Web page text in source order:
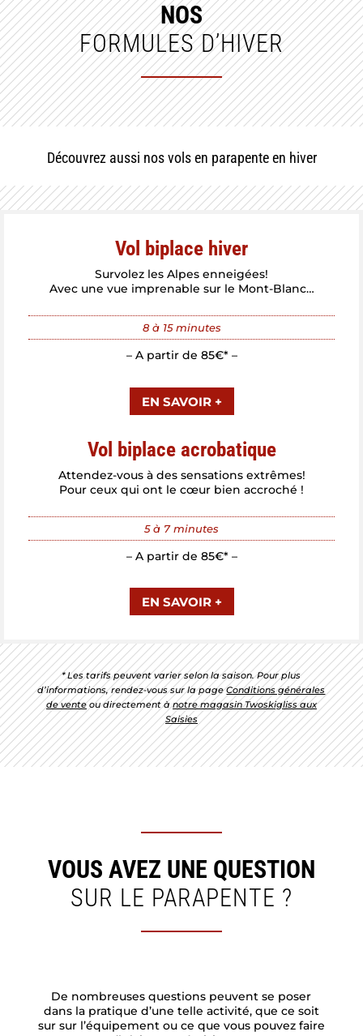
NOS
FORMULES D’HIVER
Découvrez aussi nos vols en parapente en hiver
Vol biplace hiver
Survolez les Alpes enneigées!
Avec une vue imprenable sur le Mont-Blanc…
8 à 15 minutes
– A partir de 85€* –
EN SAVOIR +
Vol biplace acrobatique
Attendez-vous à des sensations extrêmes!
Pour ceux qui ont le cœur bien accroché !
5 à 7 minutes
– A partir de 85€* –
EN SAVOIR +
* Les tarifs peuvent varier selon la saison. Pour plus
d’informations, rendez-vous sur la pageConditions générales
de venteou directement ànotre magasin Twoskigliss aux
Saisies
VOUS AVEZ UNE QUESTION
SUR LE PARAPENTE ?
De nombreuses questions peuvent se poser
dans la pratique d’une telle activité, que ce soit
sur sur l’équipement ou ce que vous pouvez faire